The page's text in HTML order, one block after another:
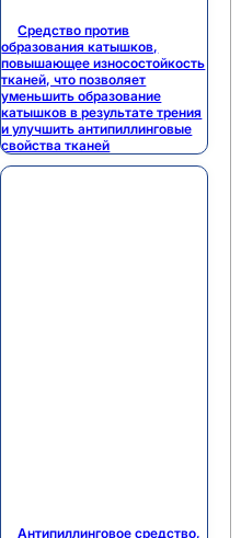
Средство против
образования катышков,
повышающее износостойкость
тканей, что позволяет
уменьшить образование
катышков в результате трения
и улучшить антипиллинговые
свойства тканей
Антипиллинговое средство,